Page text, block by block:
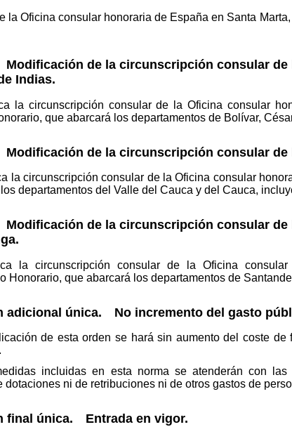
la Oficina consular honoraria de España en Santa
de la circunscripción consular de
Indias.
la circunscripción consular de la Oficina consular
que abarcará los departamentos de Bolívar,
de la circunscripción consular de
la circunscripción consular de la Oficina consular
departamentos del Valle del Cauca y del Cauca,
de la circunscripción consular de
la circunscripción consular de la Oficina
Honorario, que abarcará los departamentos de
adicional única. No incremento del gasto
de esta orden se hará sin aumento del coste de
incluidas en esta norma se atenderán con las
dotaciones ni de retribuciones ni de otros gastos de
final única. Entrada en vigor.